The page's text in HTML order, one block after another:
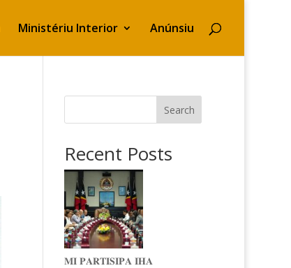
Ministériu Interior Anúnsiu
Search
Recent Posts
𝐌𝐈 𝐏𝐀𝐑𝐓𝐈𝐒𝐈𝐏𝐀 𝐈𝐇𝐀